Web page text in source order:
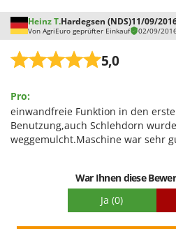
Wiper EcoRobot
Wolf Garten
Wortex
Y Yard Force
Zephir
ZGrills
reserviert werden, ich glaube
kann, ein großes Ödland
Heinz T.Hardegsen (NDS)11/09/
Von AgriEuro geprüfter Einkauf 02/09/
5,0
Pro:
einwandfreie Funktion in den
Benutzung,auch Schlehdorn
weggemulcht.Maschine war sehr
War Ihnen diese
Ja (0)